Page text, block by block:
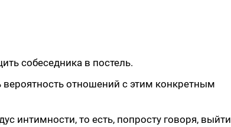
собеседника в постель.
отношений с этим конкретным
интимности, то есть, попросту говоря, выйти